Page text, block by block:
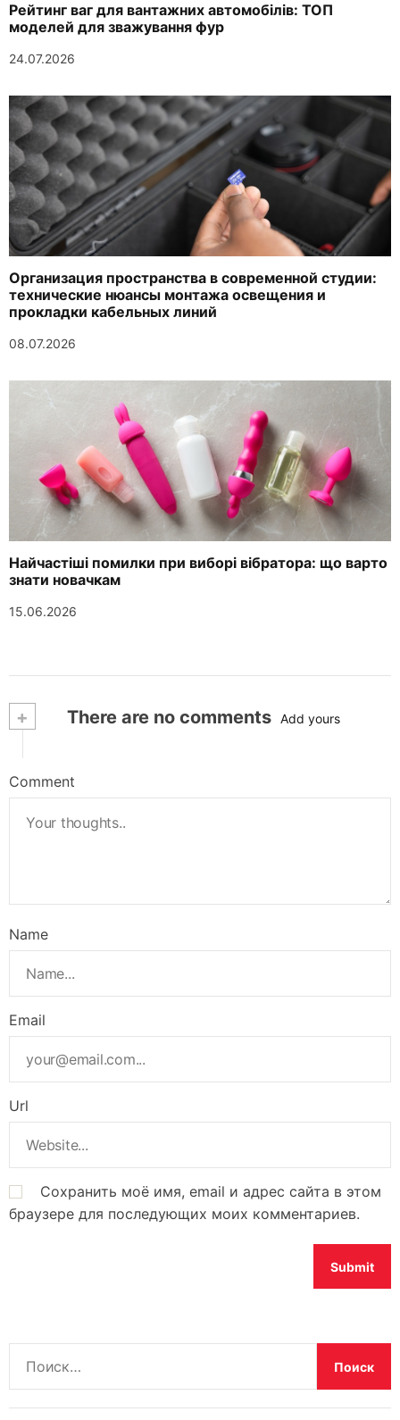
Рейтинг ваг для вантажних автомобілів: ТОП
моделей для зважування фур
24.07.2026
Организация пространства в современной студии:
технические нюансы монтажа освещения и
прокладки кабельных линий
08.07.2026
Найчастіші помилки при виборі вібратора: що варто
знати новачкам
15.06.2026
+ There are no comments Add yours
Comment
Name
Email
Url
Сохранить моё имя, email и адрес сайта в этом
браузере для последующих моих комментариев.